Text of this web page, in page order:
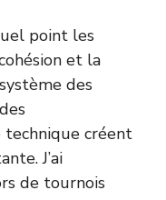
point les
et la
des
technique créent
J’ai
de tournois